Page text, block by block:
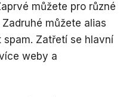
můžete pro různé
můžete alias
Zatřetí se hlavní
weby a